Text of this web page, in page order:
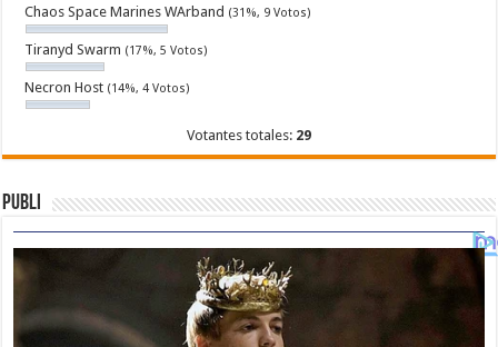
Chaos Space Marines WArband (31%, 9 Votos)
Tiranyd Swarm (17%, 5 Votos)
Necron Host (14%, 4 Votos)
Votantes totales: 29
Publi